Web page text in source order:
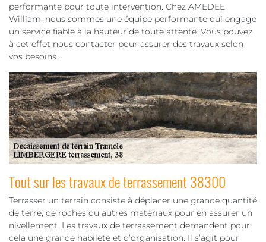
performante pour toute intervention. Chez AMEDEE
William, nous sommes une équipe performante qui engage
un service fiable à la hauteur de toute attente. Vous pouvez
à cet effet nous contacter pour assurer des travaux selon
vos besoins.
Tout sur les travaux de terrassement 38300
Terrasser un terrain consiste à déplacer une grande quantité
de terre, de roches ou autres matériaux pour en assurer un
nivellement. Les travaux de terrassement demandent pour
cela une grande habileté et d’organisation. Il s’agit pour